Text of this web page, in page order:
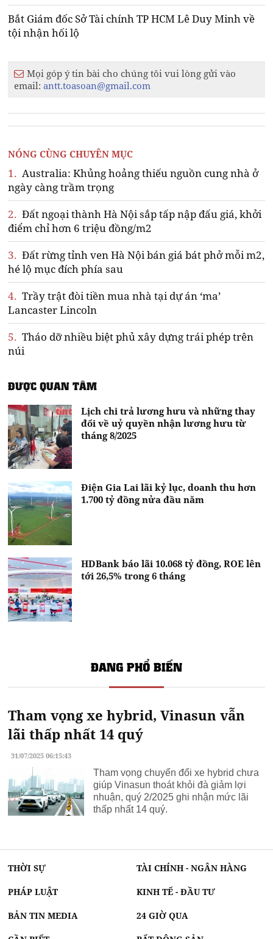
Bắt Giám đốc Sở Tài chính TP HCM Lê Duy Minh về
tội nhận hối lộ
Mọi góp ý tin bài cho chúng tôi vui lòng gửi vào
email:antt.toasoan@gmail.com
NÓNG CÙNG CHUYÊN MỤC
1. Australia: Khủng hoảng thiếu nguồn cung nhà ở
ngày càng trầm trọng
2. Đất ngoại thành Hà Nội sắp tấp nập đấu giá, khởi
điểm chỉ hơn 6 triệu đồng/m2
3. Đất rừng tỉnh ven Hà Nội bán giá bát phở mỗi m2,
hé lộ mục đích phía sau
4. Trầy trật đòi tiền mua nhà tại dự án ‘ma’
Lancaster Lincoln
5. Tháo dỡ nhiều biệt phủ xây dựng trái phép trên
núi
ĐƯỢC QUAN TÂM
Lịch chi trả lương hưu và những thay
đổi về uỷ quyền nhận lương hưu từ
tháng 8/2025
Điện Gia Lai lãi kỷ lục, doanh thu hơn
1.700 tỷ đồng nửa đầu năm
HDBank báo lãi 10.068 tỷ đồng, ROE lên
tới 26,5% trong 6 tháng
ĐANG PHỔ BIẾN
Tham vọng xe hybrid, Vinasun vẫn
lãi thấp nhất 14 quý
31/07/2025 06:15:43
Tham vọng chuyển đổi xe hybrid chưa
giúp Vinasun thoát khỏi đà giảm lợi
nhuận, quý 2/2025 ghi nhận mức lãi
thấp nhất 14 quý.
THỜI SỰ TÀI CHÍNH - NGÂN HÀNG
PHÁP LUẬT KINH TẾ - ĐẦU TƯ
BẢN TIN MEDIA 24 GIỜ QUA